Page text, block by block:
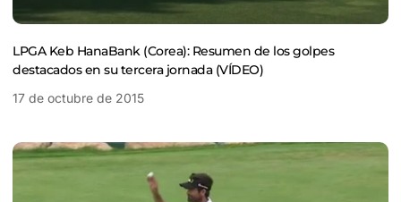
LPGA Keb HanaBank (Corea): Resumen de los golpes
destacados en su tercera jornada (VÍDEO)
17 de octubre de 2015